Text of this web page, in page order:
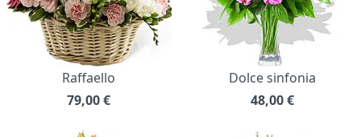
Raffaello
79,00€
Dolce sinfonia
48,00€